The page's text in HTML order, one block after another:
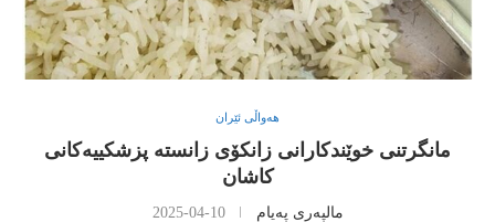
هەواڵی ئێران
مانگرتنی خوێندکارانی زانکۆی زانستە پزشکییەکانی
کاشان
مالپەری پەیام 2025-04-10